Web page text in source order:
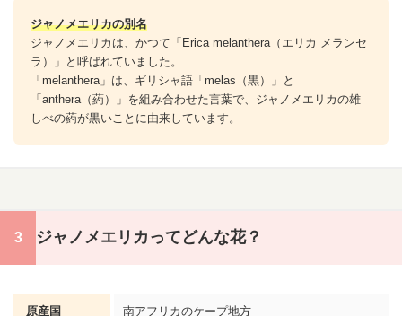
ジャノメエリカの別名
ジャノメ エリカ は、かつて「Erica melanthera（ エリカ メランセ
ラ）」と呼ばれていました。
「melanthera」は、ギリシャ語「melas（黒）」と
「anthera（葯）」を組み合わせた言葉で、ジャノメ エリカの雄
しべの葯が黒いことに由来しています。
ジャノメエリカってどんな花？
原産国 南アフリカのケープ地方